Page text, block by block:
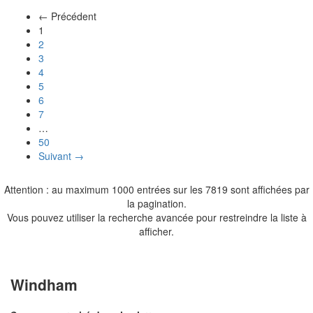
← Précédent
1
2
3
4
5
6
7
…
50
Suivant →
Attention : au maximum 1000 entrées sur les 7819 sont affichées par
la pagination.
Vous pouvez utiliser la recherche avancée pour restreindre la liste à
afficher.
Windham